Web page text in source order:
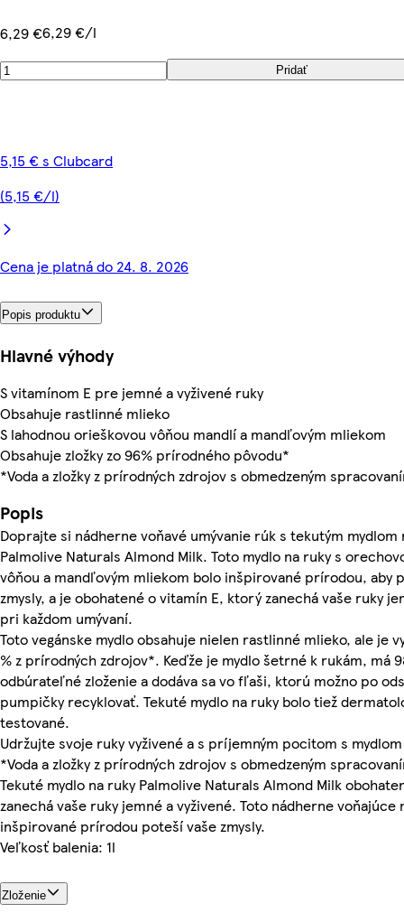
6,29 €6,29 €/l
Pridať
5,15 € s Clubcard
(5,15 €/l)
Cena je platná do 24. 8. 2026
Popis produktu
Hlavné výhody
S vitamínom E pre jemné a vyživené ruky
Obsahuje rastlinné mlieko
S lahodnou orieškovou vôňou mandlí a mandľovým mliekom
Obsahuje zložky zo 96% prírodného pôvodu*
*Voda a zložky z prírodných zdrojov s obmedzeným
Popis
Doprajte si nádherne voňavé umývanie rúk s tekutým mydlom
Palmolive Naturals Almond Milk. Toto mydlo na ruky s
vôňou a mandľovým mliekom bolo inšpirované prírodou, aby
zmysly, a je obohatené o vitamín E, ktorý zanechá vaše ruky
pri každom umývaní.
Toto vegánske mydlo obsahuje nielen rastlinné mlieko, ale je
% z prírodných zdrojov*. Keďže je mydlo šetrné k rukám, má
odbúrateľné zloženie a dodáva sa vo fľaši, ktorú možno po
pumpičky recyklovať. Tekuté mydlo na ruky bolo tiež
testované.
Udržujte svoje ruky vyživené a s príjemným pocitom s
*Voda a zložky z prírodných zdrojov s obmedzeným
Tekuté mydlo na ruky Palmolive Naturals Almond Milk
zanechá vaše ruky jemné a vyživené. Toto nádherne voňajúce
inšpirované prírodou poteší vaše zmysly.
Veľkosť balenia: 1l
Zloženie